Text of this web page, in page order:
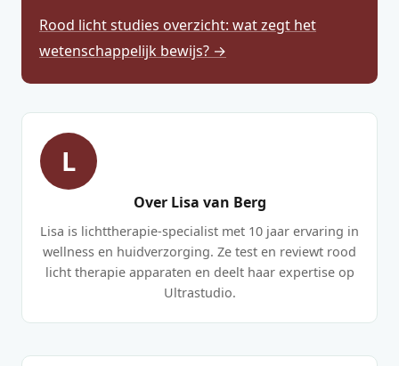
Rood licht studies overzicht: wat zegt het
wetenschappelijk bewijs? →
L
Over Lisa van Berg
Lisa is lichttherapie-specialist met 10 jaar ervaring in
wellness en huidverzorging. Ze test en reviewt rood
licht therapie apparaten en deelt haar expertise op
Ultrastudio.